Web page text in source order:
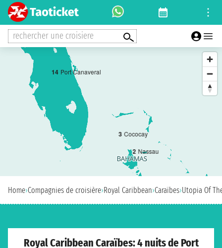
rechercher une croisiere
14 Port Canaveral
2 Nassau
3 Cococay
Home›Compagnies de croisière›Royal Caribbean›Caraïbes›Utopia Of
Royal Caribbean Caraïbes: 4 nuits de Port